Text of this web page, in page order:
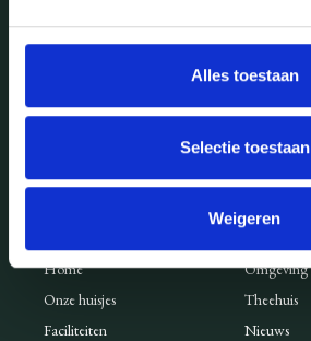
Alles toestaan
Selectie toestaan
Weigeren
Vasserweg 37
Home
Onze huisjes
Faciliteiten
Omgeving
Theehuis
Nieuws